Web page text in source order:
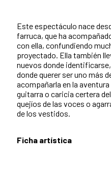
Este espectáculo nace
farruca, que ha
con ella, confundiendo
proyectado. Ella también
nuevos donde
donde querer ser uno más
acompañarla en la
guitarra o caricia certera
quejíos de las voces o
de los vestidos.
Ficha artística